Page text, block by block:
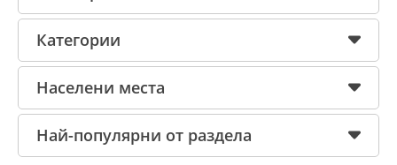
Категории
Населени места
Най-популярни от раздела